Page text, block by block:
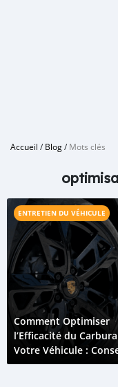
Accueil /Blog/Mots clés
ENTRETIEN DU VÉHICULE
Comment Optimiser
l’Efficacité du
Votre Véhicule :
pour les